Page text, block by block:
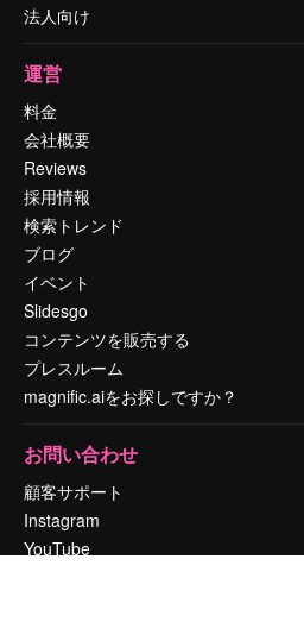
法人向け
運営
料金
会社概要
Reviews
採用情報
検索トレンド
ブログ
イベント
Slidesgo
コンテンツを販売する
プレスルーム
magnific.aiをお探しですか？
お問い合わせ
顧客サポート
Instagram
YouTube